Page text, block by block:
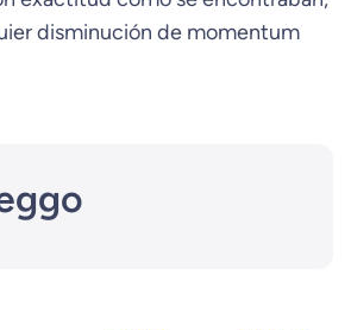
disminución de momentum